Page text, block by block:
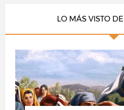
LO MÁS VISTO